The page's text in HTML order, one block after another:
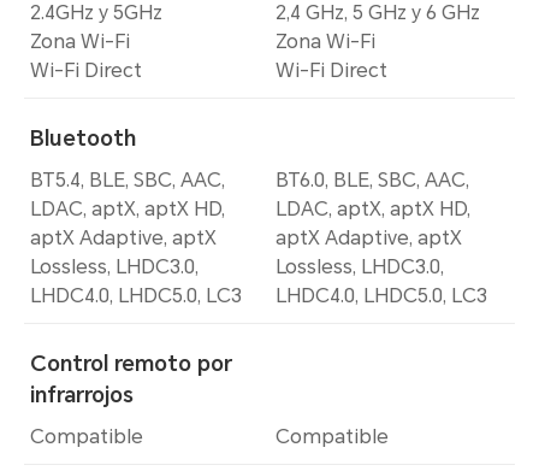
2.4GHz y 5GHz
Zona Wi-Fi
Wi-Fi Direct
Bluetooth
BT5.4, BLE, SBC, AAC,
LDAC, aptX, aptX HD,
aptX Adaptive, aptX
Lossless, LHDC3.0,
LHDC4.0, LHDC5.0, LC3
Control remoto por
infrarrojos
Compatible
2,4 GHz, 5 GHz y 6 GHz
Zona Wi-Fi
Wi-Fi Direct
BT6.0, BLE, SBC, AAC,
LDAC, aptX, aptX HD,
aptX Adaptive, aptX
Lossless, LHDC3.0,
LHDC4.0, LHDC5.0, LC3
Compatible